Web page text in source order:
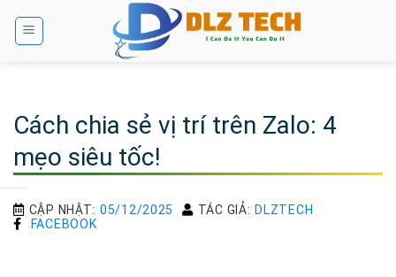
Cách chia sẻ vị trí trên Zalo: 4
mẹo siêu tốc!
CẬP NHẬT: 05/12/2025 TÁC GIẢ: DLZTECH
FACEBOOK